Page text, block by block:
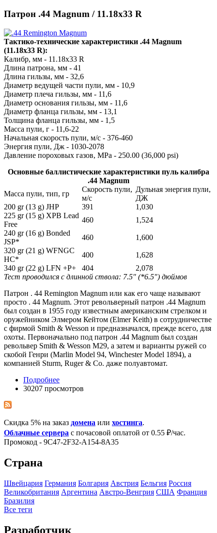
Патрон .44 Magnum / 11.18x33 R
Тактико-технические характеристики .44 Magnum
(11.18x33 R):
Калибр, мм - 11.18x33 R
Длина патрона, мм - 41
Длина гильзы, мм - 32,6
Диаметр ведущей части пули, мм - 10,9
Диаметр плеча гильзы, мм - 11,6
Диаметр основания гильзы, мм - 11,6
Диаметр фланца гильзы, мм - 13,1
Толщина фланца гильзы, мм - 1,5
Масса пули, г - 11,6-22
Начальная скорость пули, м/с - 376-460
Энергия пули, Дж - 1030-2078
Давление пороховых газов, MPa - 250.00 (36,000 psi)
Основные баллистические характеристики пуль калибра
.44 Magnum
Масса пули, тип, гр
Скорость пули,
м/с
Дульная энергия пули,
ДЖ
200 gr (13 g) JHP
391
1,030
225 gr (15 g) XPB Lead
Free
460
1,524
240 gr (16 g) Bonded
JSP*
460
1,600
320 gr (21 g) WFNGC
HC*
400
1,628
340 gr (22 g) LFN +P+
404
2,078
Тест проводился с длинной ствола: 7.5" (*6.5") дюймов
Патрон . 44 Remington Magnum или как его чаще называют
просто . 44 Magnum. Этот револьверный патрон .44 Magnum
был создан в 1955 году известным американским стрелком и
оружейником Элмером Кейтом (Elmer Keith) в сотрудничестве
с фирмой Smith & Wesson и предназначался, прежде всего, для
охоты. Первоначально под патрон .44 Magnum был создан
револьвер Smith & Wesson М29, а затем и варианты ружей со
скобой Генри (Marlin Model 94, Winchester Model 1894), а
компанией Sturm, Ruger & Co. даже полуавтомат.
Подробнее
30207 просмотров
Скидка 5% на заказ домена или хостинга.
Облачные сервера с почасовой оплатой от 0.55 ₽/час.
Промокод - 9C47-2F32-A154-8A35
Страна
Швейцария Германия Болгария Австрия Бельгия Росcия
Великобритания Аргентина Австро-Венгрия США Франция
Бразилия
Все теги
Разработчик